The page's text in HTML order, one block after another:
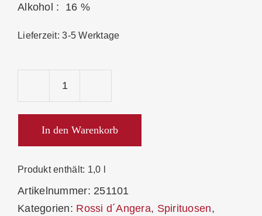
Alkohol : 16 %
Lieferzeit:3-5 Werktage
40.10
Fuchsia
Menge
In den Warenkorb
Produkt enthält: 1,0 l
Artikelnummer: 251101
Kategorien: Rossi d´Angera, Spirituosen,